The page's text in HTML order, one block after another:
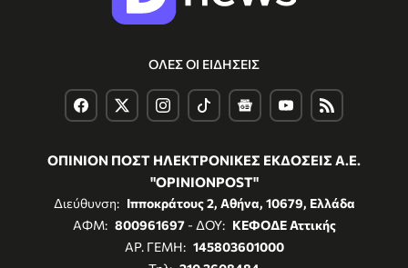
ΟΛΕΣ ΟΙ ΕΙΔΗΣΕΙΣ
ΟΠΙΝΙΟΝ ΠΟΣΤ ΗΛΕΚΤΡΟΝΙΚΕΣ ΕΚΔΟΣΕΙΣ Α.Ε.
"OPINIONPOST"
Διεύθυνση: Ιπποκράτους 2, Αθήνα, 10679, Ελλάδα
ΑΦΜ: 800961697- ΔΟΥ: ΚΕΦΟΔΕ Αττικής
ΑΡ. ΓΕΜΗ: 145803601000